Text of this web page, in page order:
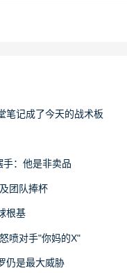
笔记成了今天的战术板
手：他是非卖品
团队捧杯
根基
喷对手"你妈的X"
仍是最大威胁